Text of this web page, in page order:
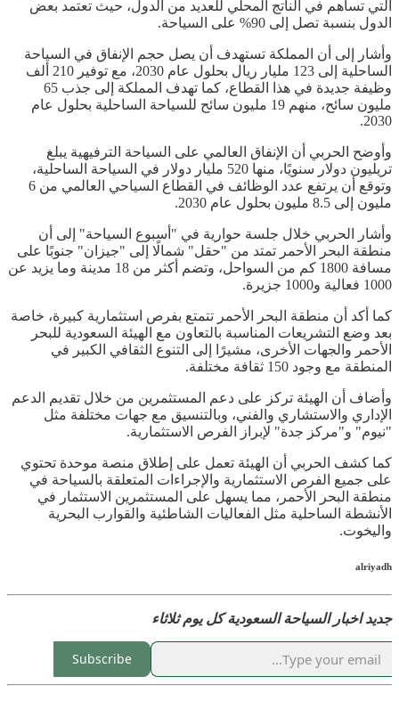
التي تساهم في الناتج المحلي للعديد من الدول، حيث تعتمد بعض
الدول بنسبة تصل إلى 90% على السياحة.
وأشار إلى أن المملكة تستهدف أن يصل حجم الإنفاق في السياحة
الساحلية إلى 123 مليار ريال بحلول عام 2030، مع توفير 210 ألف
وظيفة جديدة في هذا القطاع، كما تهدف المملكة إلى جذب 65
مليون سائح، منهم 19 مليون سائح للسياحة الساحلية بحلول عام
2030.
وأوضح الحربي أن الإنفاق العالمي على السياحة الترفيهية يبلغ
تريليون دولار سنويًا، منها 520 مليار دولار في السياحة الساحلية،
وتوقع أن يرتفع عدد الوظائف في القطاع السياحي العالمي من 6
مليون إلى 8.5 مليون بحلول عام 2030.
وأشار الحربي خلال جلسة حوارية في "أسبوع السياحة" إلى أن
منطقة البحر الأحمر تمتد من "حقل" شمالًا إلى "جيزان" جنوبًا على
مسافة 1800 كم من السواحل، وتضم أكثر من 18 مدينة وما يزيد عن
1000 فعالية و1000 جزيرة.
كما أكد أن منطقة البحر الأحمر تتمتع بفرص استثمارية كبيرة، خاصة
بعد وضع التشريعات المناسبة بالتعاون مع الهيئة السعودية للبحر
الأحمر والجهات الأخرى، مشيرًا إلى التنوع الثقافي الكبير في
المنطقة مع وجود 150 ثقافة مختلفة.
وأضاف أن الهيئة تركز على دعم المستثمرين من خلال تقديم الدعم
الإداري والاستشاري والفني، وبالتنسيق مع جهات مختلفة مثل
"نيوم" و"مركز جدة" لإبراز الفرص الاستثمارية.
كما كشف الحربي أن الهيئة تعمل على إطلاق منصة موحدة تحتوي
على جميع الفرص الاستثمارية والإجراءات المتعلقة بالسياحة في
منطقة البحر الأحمر، مما يسهل على المستثمرين الاستثمار في
الأنشطة الساحلية مثل الفعاليات الشاطئية والقوارب البحرية
واليخوت.
alriyadh
جديد اخبار السياحة السعودية كل يوم ثلاثاء
Subscribe